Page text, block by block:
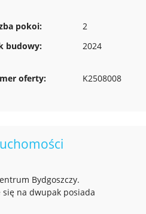
pokoi:
2
budowy: 2024
oferty:
K2508008
Bydgoszczy.
na dwupak posiada